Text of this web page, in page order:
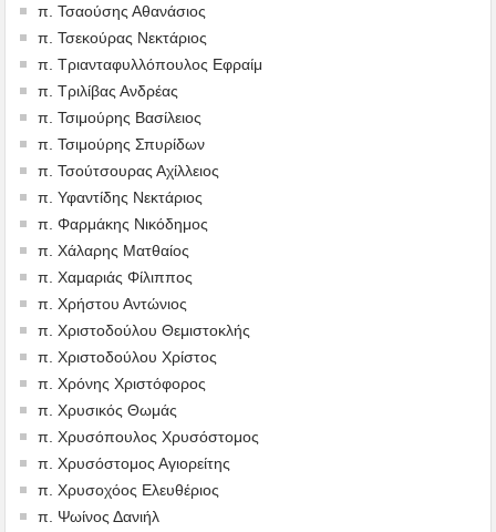
π. Τσαούσης Αθανάσιος
π. Τσεκούρας Νεκτάριος
π. Τριανταφυλλόπουλος Εφραίμ
π. Τριλίβας Ανδρέας
π. Τσιμούρης Βασίλειος
π. Τσιμούρης Σπυρίδων
π. Τσούτσουρας Αχίλλειος
π. Υφαντίδης Νεκτάριος
π. Φαρμάκης Νικόδημος
π. Χάλαρης Ματθαίος
π. Χαμαριάς Φίλιππος
π. Χρήστου Αντώνιος
π. Χριστοδούλου Θεμιστοκλής
π. Χριστοδούλου Χρίστος
π. Χρόνης Χριστόφορος
π. Χρυσικός Θωμάς
π. Χρυσόπουλος Χρυσόστομος
π. Χρυσόστομος Αγιορείτης
π. Χρυσοχόος Ελευθέριος
π. Ψωίνος Δανιήλ